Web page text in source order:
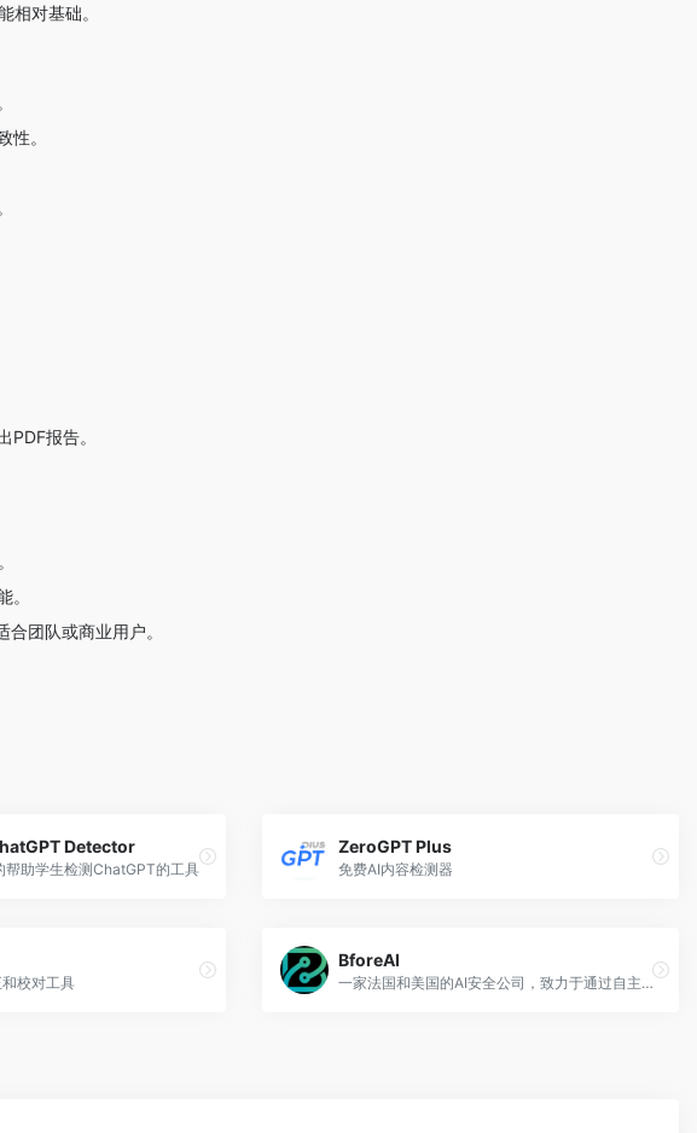
相对基础。
性。
报告。
。
团队或商业用户。
Detector
助学生检测ChatGPT的工具
ZeroGPT Plus
免费AI内容检测器
校对工具
BforeAI
一家法国和美国的AI安全公司，致力于通过自主映射恶意基础设施、分析数据集和检测异常来预测和预防网络威胁